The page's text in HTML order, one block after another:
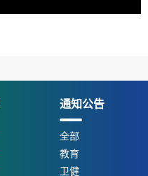
通知公告
全部
教育
卫健